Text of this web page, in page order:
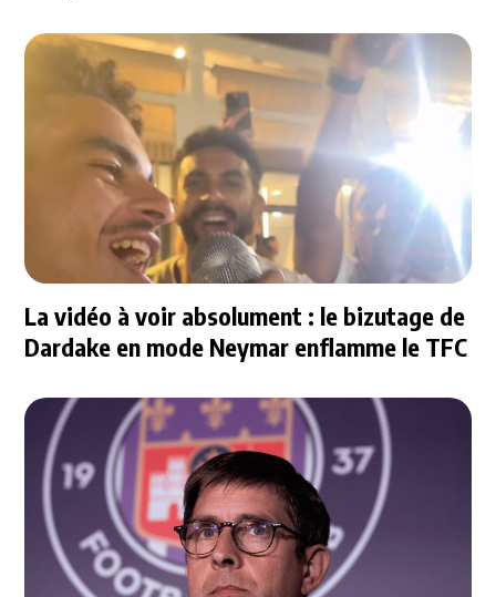
La vidéo à voir absolument : le bizutage de
Dardake en mode Neymar enflamme le TFC